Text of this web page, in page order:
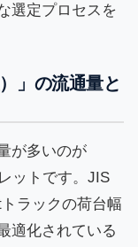
選定プロセスを
」の流通量と
が多いのが
ットです。JIS
ラックの荷台幅
適化されている